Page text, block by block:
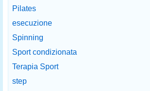
Pilates
esecuzione
Spinning
Sport condizionata
Terapia Sport
step